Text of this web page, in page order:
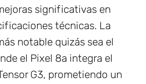
significativas en
técnicas. La
notable quizás sea el
el Pixel 8a integra el
G3, prometiendo un